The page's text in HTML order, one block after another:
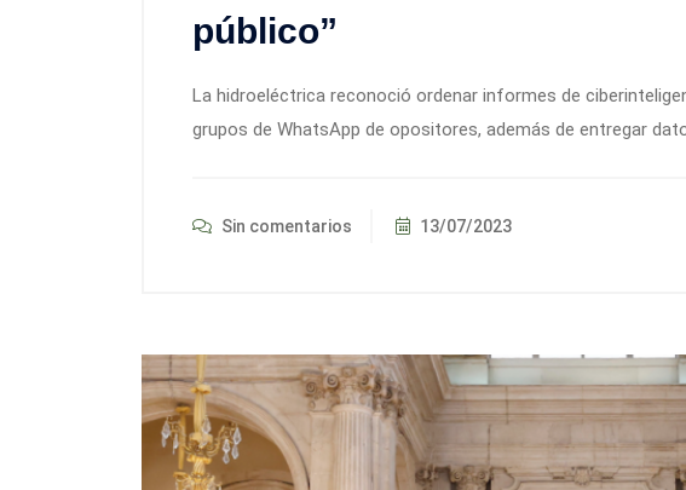
público”
La hidroeléctrica reconoció ordenar informes de
grupos de WhatsApp de opositores, además de entregar
Sin comentarios 13/07/2023